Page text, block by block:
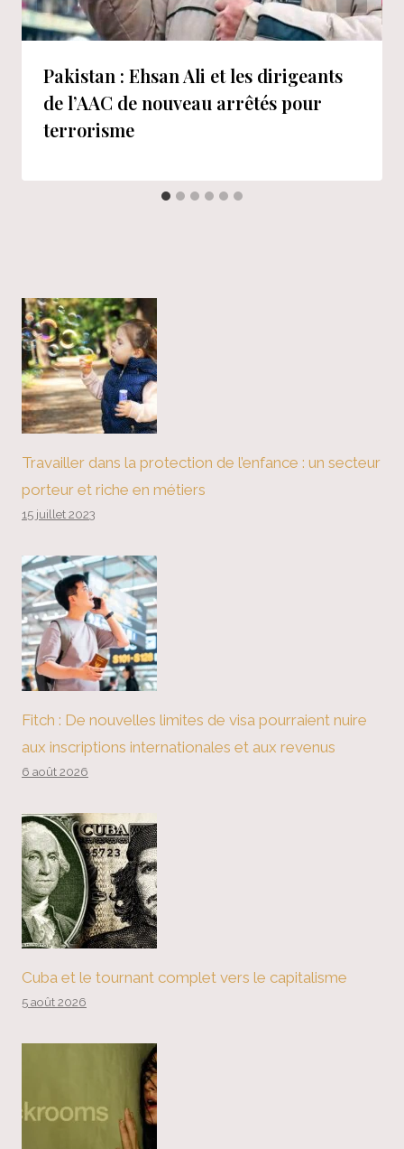
Pakistan : Ehsan Ali et les dirigeants
de l’AAC de nouveau arrêtés pour
terrorisme
Travailler dans la protection de l’enfance : un secteur
porteur et riche en métiers
15 juillet 2023
Fitch : De nouvelles limites de visa pourraient nuire
aux inscriptions internationales et aux revenus
6 août 2026
Cuba et le tournant complet vers le capitalisme
5 août 2026